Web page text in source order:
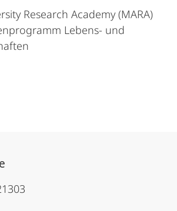
Research Academy (MARA)
Lebens- und